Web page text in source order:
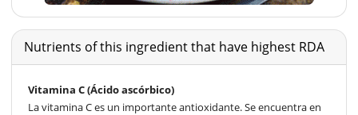
Nutrients of this ingredient that have highest RDA
Vitamina C (Ácido ascórbico)
La vitamina C es un importante antioxidante. Se encuentra en